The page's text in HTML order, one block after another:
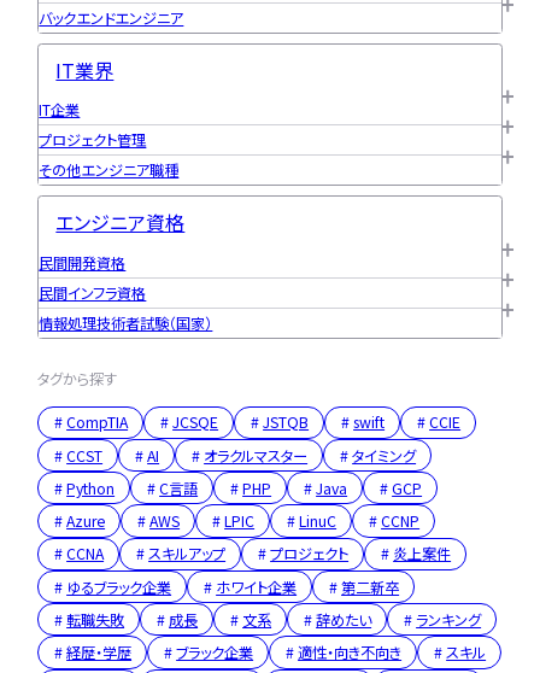
バックエンドエンジニア
IT業界
IT企業
プロジェクト管理
その他エンジニア職種
エンジニア資格
民間開発資格
民間インフラ資格
情報処理技術者試験（国家）
タグから探す
CompTIA JCSQE JSTQB swift
CCIE
CCST
AI オラクルマスター
タイミング
Python
C言語 PHP Java
GCP
Azure
AWS LPIC LinuC
CCNP
CCNA
スキルアップ プロジェクト
炎上案件
ゆるブラック企業
ホワイト企業
第二新卒
転職失敗
成長 文系 辞めたい
ランキング
経歴・学歴
ブラック企業 適性・向き不向き
スキル